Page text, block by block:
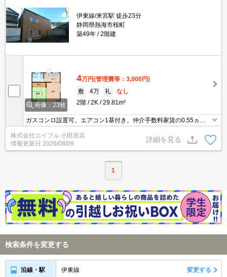
伊東線/来宮駅 徒歩23分
静岡県熱海市桜町
築49年
2階建
画像：23枚
4万円(管理費等：3,000円)
敷
4万 礼
なし
2階
2K 29.81m²
ガスコンロ設置可。エアコン1基付き。仲介手数料家賃の0.55ヵ月
分。ペット飼育の場合、敷金1ヵ月分増。ペット飼育時敷金2ヶ月(償
却2ヶ月)。ペット応相談。
株式会社エイブル 小田原店
情報更新日 2026/08/09
詳細を見る
1
検索条件を変更する
沿線・駅 伊東線 変更する